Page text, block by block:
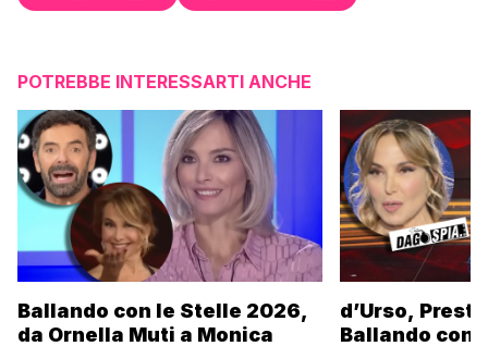
POTREBBE INTERESSARTI ANCHE
Ballando con le Stelle 2026,
da Ornella Muti a Monica
d’Urso,
Ballando con